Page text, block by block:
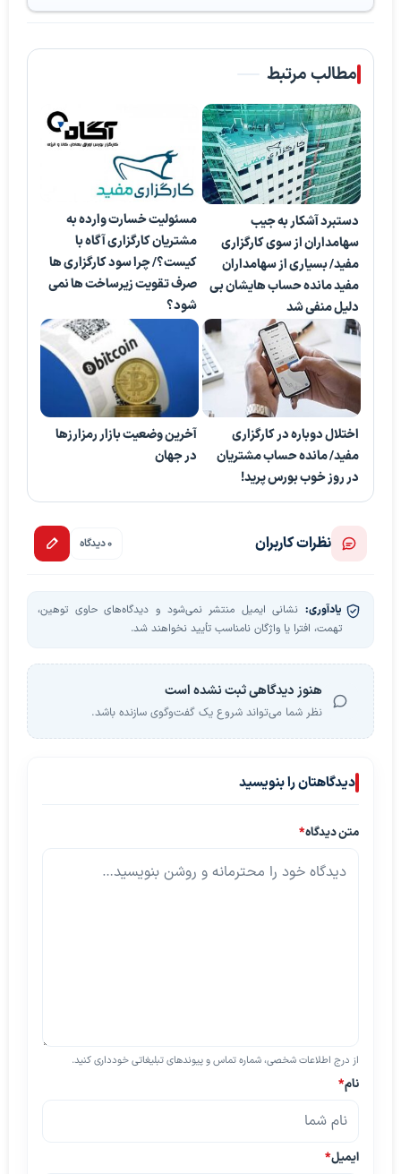
مطالب مرتبط
دستبرد آشکار به جیب
سهامداران از سوی کارگزاری
مفید/ بسیاری از سهامداران
مفید مانده حساب هایشان بی
دلیل منفی شد
مسئولیت خسارت وارده به
مشتریان کارگزاری آگاه با
کیست؟/ چرا سود کارگزاری ها
صرف تقویت زیرساخت ها نمی
شود؟
اختلال دوباره در کارگزاری
مفید/ مانده حساب مشتریان
در روز خوب بورس پرید!
آخرین وضعیت بازار رمزارزها
در جهان
نظرات کاربران 0 دیدگاه
یادآوری: نشانی ایمیل منتشر نمی‌شود و دیدگاه‌های حاوی توهین،
تهمت، افترا یا واژگان نامناسب تأیید نخواهند شد.
هنوز دیدگاهی ثبت نشده است
نظر شما می‌تواند شروع یک گفت‌وگوی سازنده باشد.
دیدگاهتان را بنویسید
متن دیدگاه*
از درج اطلاعات شخصی، شماره تماس و پیوندهای تبلیغاتی خودداری کنید.
نام*
ایمیل*